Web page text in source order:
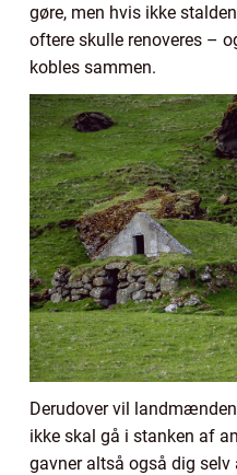
gøre, men hvis ikke
oftere skulle renoveres –
kobles sammen.
Derudover vil
ikke skal gå i stanken af
gavner altså også dig selv